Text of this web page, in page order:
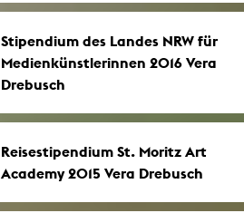
Stipendium des Landes NRW für
Medienkünstlerinnen 2016 Vera
Drebusch
Reisestipendium St. Moritz Art
Academy 2015 Vera Drebusch